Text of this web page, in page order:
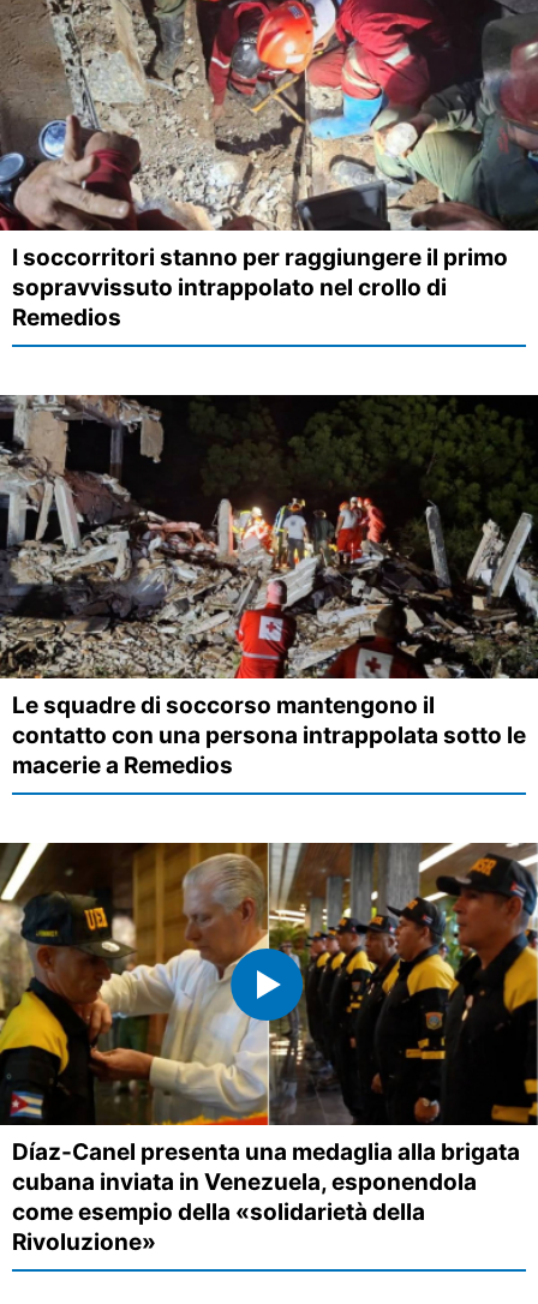
I soccorritori stanno per raggiungere il primo
sopravvissuto intrappolato nel crollo di
Remedios
Le squadre di soccorso mantengono il
contatto con una persona intrappolata sotto le
macerie a Remedios
Díaz-Canel presenta una medaglia alla brigata
cubana inviata in Venezuela, esponendola
come esempio della «solidarietà della
Rivoluzione»